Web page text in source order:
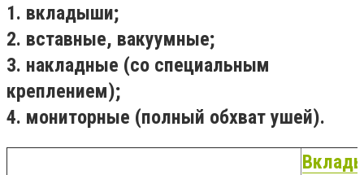
1. вкладыши;
2. вставные, вакуумные;
3. накладные (со специальным
креплением);
4. мониторные (полный обхват ушей).